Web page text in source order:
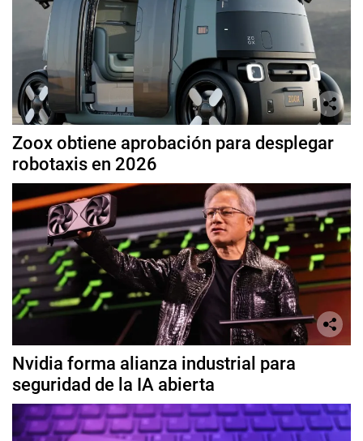
Zoox obtiene aprobación para desplegar
robotaxis en 2026
Nvidia forma alianza industrial para
seguridad de la IA abierta